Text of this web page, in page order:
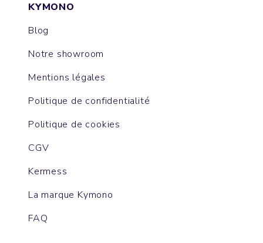
KYMONO
Blog
Notre showroom
Mentions légales
Politique de confidentialité
Politique de cookies
CGV
Kermess
La marque Kymono
FAQ